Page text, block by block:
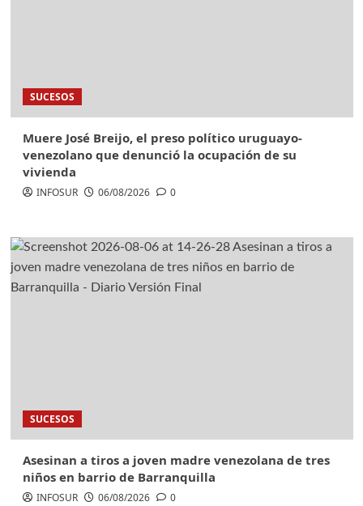
SUCESOS
Muere José Breijo, el preso político uruguayo-
venezolano que denunció la ocupación de su
vivienda
INFOSUR 06/08/2026 0
SUCESOS
Asesinan a tiros a joven madre venezolana de tres
niños en barrio de Barranquilla
INFOSUR 06/08/2026 0